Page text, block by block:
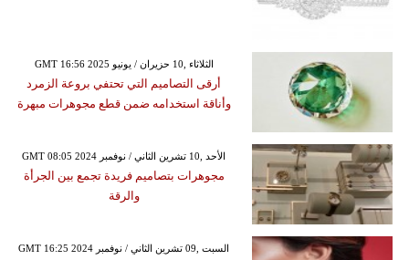
GMT 16:56 2025 الثلاثاء ,10 حزيران / يونيو
أرقى التصاميم التي تحتفي بروعة الزمرد
وأناقة استخدامه ضمن قطع مجوهرات مبهرة
GMT 08:05 2024 الأحد ,10 تشرين الثاني / نوفمبر
مجوهرات بتصاميم فريدة تجمع بين الجرأة
والرقة
GMT 16:25 2024 السبت ,09 تشرين الثاني / نوفمبر